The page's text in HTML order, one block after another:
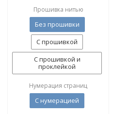
Прошивка нитью
Без прошивки
С прошивкой
С прошивкой и
проклейкой
Нумерация страниц
С нумерацией